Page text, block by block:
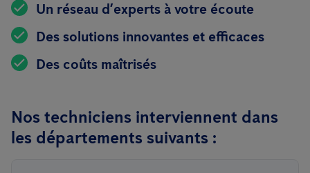
Un réseau d’experts à votre écoute
Des solutions innovantes et efficaces
Des coûts maîtrisés
Nos techniciens interviennent dans
les départements suivants :